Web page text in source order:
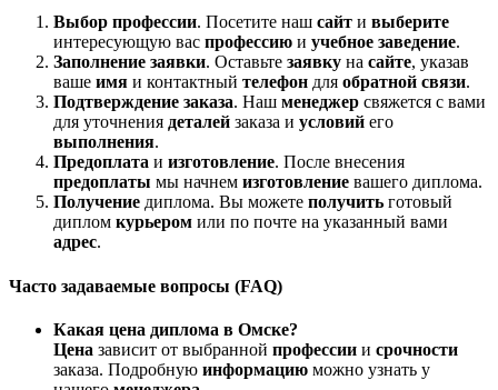
Выбор профессии. Посетите наш сайт и выберите
интересующую вас профессию и учебное заведение.
Заполнение заявки. Оставьте заявку на сайте, указав
ваше имя и контактный телефон для обратной связи.
Подтверждение заказа. Наш менеджер свяжется с вами
для уточнения деталей заказа и условий его
выполнения.
Предоплата и изготовление. После внесения
предоплаты мы начнем изготовление вашего диплома.
Получение диплома. Вы можете получить готовый
диплом курьером или по почте на указанный вами
адрес.
Часто задаваемые вопросы (FAQ)
Какая цена диплома в Омске?
Цена зависит от выбранной профессии и срочности
заказа. Подробную информацию можно узнать у